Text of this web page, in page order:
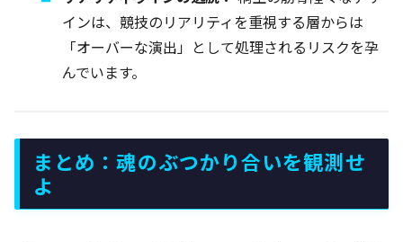
インは、競技のリアリティを重視する層からは
「オーバーな演出」として処理されるリスクを孕
んでいます。
まとめ：魂のぶつかり合いを観測せ
よ